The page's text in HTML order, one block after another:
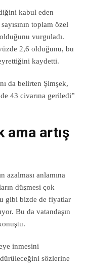
kabul eden
toplam özel
vurguladı.
2,6 olduğunu, bu
kaydetti.
da belirten Şimşek,
43 civarına geriledi”
ama artış
azalması anlamına
düşmesi çok
gibi bizde de fiyatlar
Bu da vatandaşın
inmesini
sözlerine